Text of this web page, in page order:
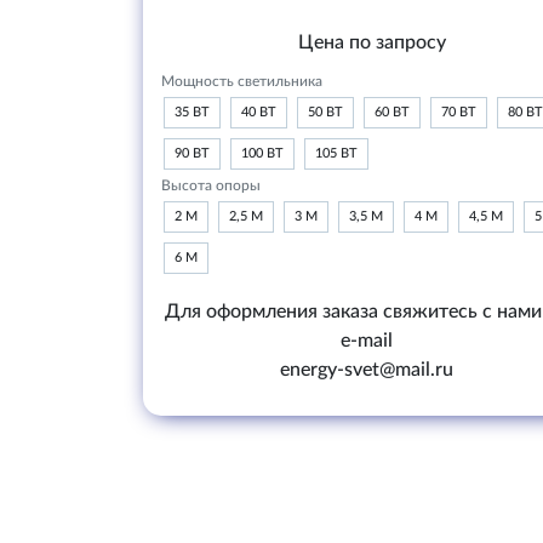
Цена по запросу
Мощность светильника
35 ВТ 40 ВТ 50 ВТ 60 ВТ 70 ВТ 80 ВТ
90 ВТ 100 ВТ 105 ВТ
Высота опоры
2 М 2,5 М 3 М 3,5 М 4 М 4,5 М
6 М
Для оформления заказа свяжитесь с
e-mail
energy-svet@mail.ru